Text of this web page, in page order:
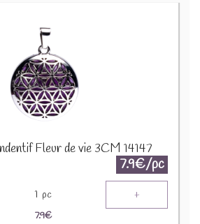
Fleur de vie 3CM 14147
7.9€/pc
1 pc +
7.9€